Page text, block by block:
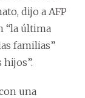
dijo a AFP
“la última
familias”
hijos”.
una